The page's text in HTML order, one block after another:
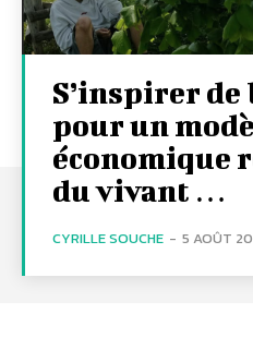
S’inspirer de
pour un
économique
du vivant …
CYRILLE SOUCHE - 5 AOÛT